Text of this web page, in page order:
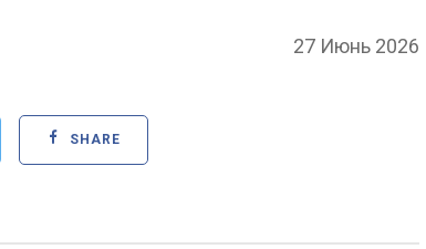
Posted
27 Июнь 2026
SHARE